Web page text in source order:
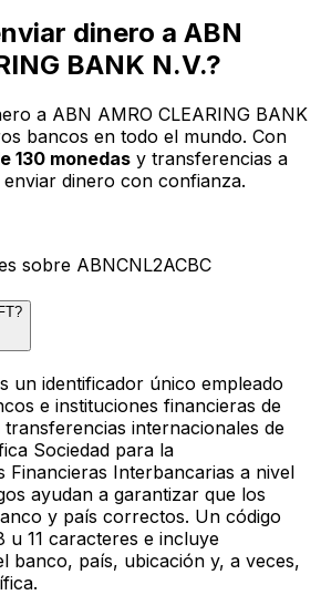
dinero a ABN
BANK N.V.?
a ABN AMRO CLEARING BANK
bancos en todo el mundo. Con
130 monedas y transferencias a
enviar dinero con confianza.
sobre ABNCNL2ACBC
un identificador único empleado
e instituciones financieras de
internacionales de
Sociedad para la
Financieras Interbancarias a nivel
ayudan a garantizar que los
y país correctos. Un código
u 11 caracteres e incluye
banco, país, ubicación y, a veces,